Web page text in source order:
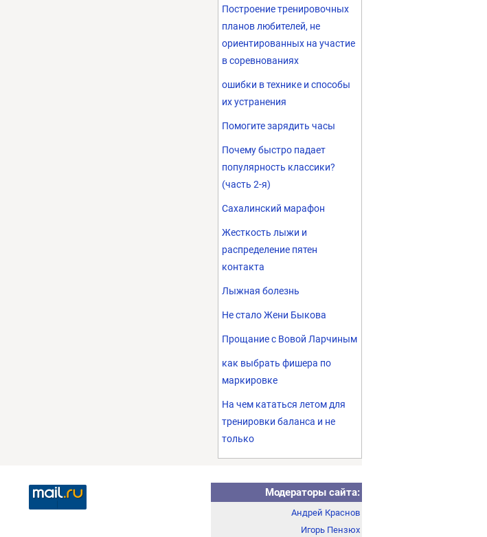
Построение тренировочных
планов любителей, не
ориентированных на участие
в соревнованиях
ошибки в технике и способы
их устранения
Помогите зарядить часы
Почему быстро падает
популярность классики?
(часть 2-я)
Сахалинский марафон
Жесткость лыжи и
распределение пятен
контакта
Лыжная болезнь
Не стало Жени Быкова
Прощание с Вовой Ларчиным
как выбрать фишера по
маркировке
На чем кататься летом для
тренировки баланса и не
только
Модераторы сайта:
Андрей Краснов
Игорь Пензюх